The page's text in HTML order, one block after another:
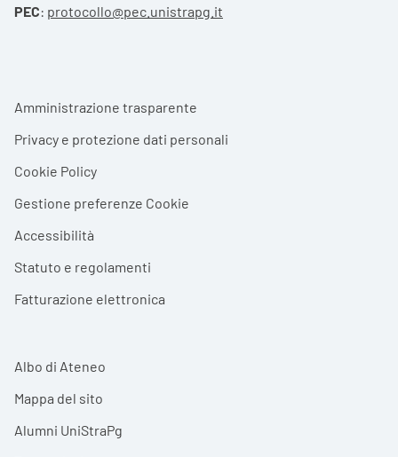
PEC: protocollo@pec.unistrapg.it
Footer menu
Amministrazione trasparente
Privacy e protezione dati personali
Cookie Policy
Gestione preferenze Cookie
Accessibilità
Statuto e regolamenti
Fatturazione elettronica
Albo di Ateneo
Mappa del sito
Alumni UniStraPg